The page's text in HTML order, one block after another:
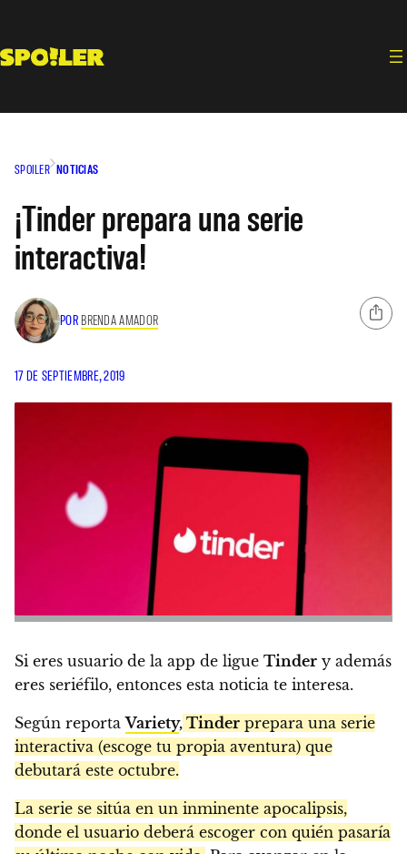
contenido
SPOILER NOTICIAS
¡Tinder prepara una serie
interactiva!
POR BRENDA AMADOR
17 DE SEPTIEMBRE, 2019
Si eres usuario de la app de ligue Tinder y además
eres seriéfilo, entonces esta noticia te interesa.
Según reportaVariety, Tinder prepara una serie
interactiva (escoge tu propia aventura) que
debutará este octubre.
La serie se sitúa en un inminente apocalipsis,
donde el usuario deberá escoger con quién pasaría